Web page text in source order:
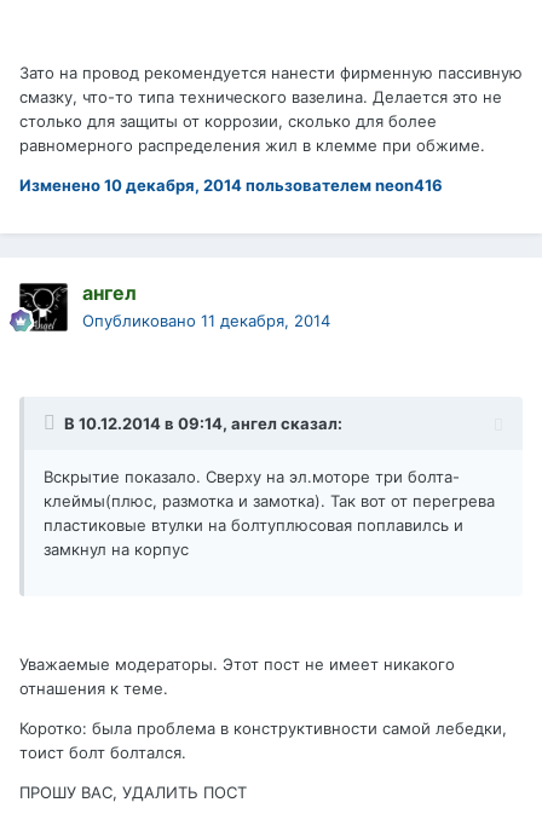
Зато на провод рекомендуется нанести фирменную пассивную
смазку, что-то типа технического вазелина. Делается это не
столько для защиты от коррозии, сколько для более
равномерного распределения жил в клемме при обжиме.
Изменено10 декабря, 2014пользователем neon416
ангел
Опубликовано 11 декабря, 2014
В 10.12.2014 в 09:14, ангел сказал:
Вскрытие показало. Сверху на эл.моторе три болта-
клеймы(плюс, размотка и замотка). Так вот от перегрева
пластиковые втулки на болтуплюсовая поплавилсь и
замкнул на корпус
Уважаемые модераторы. Этот пост не имеет никакого
отнашения к теме.
Коротко: была проблема в конструктивности самой лебедки,
тоист болт болтался.
ПРОШУ ВАС, УДАЛИТЬ ПОСТ